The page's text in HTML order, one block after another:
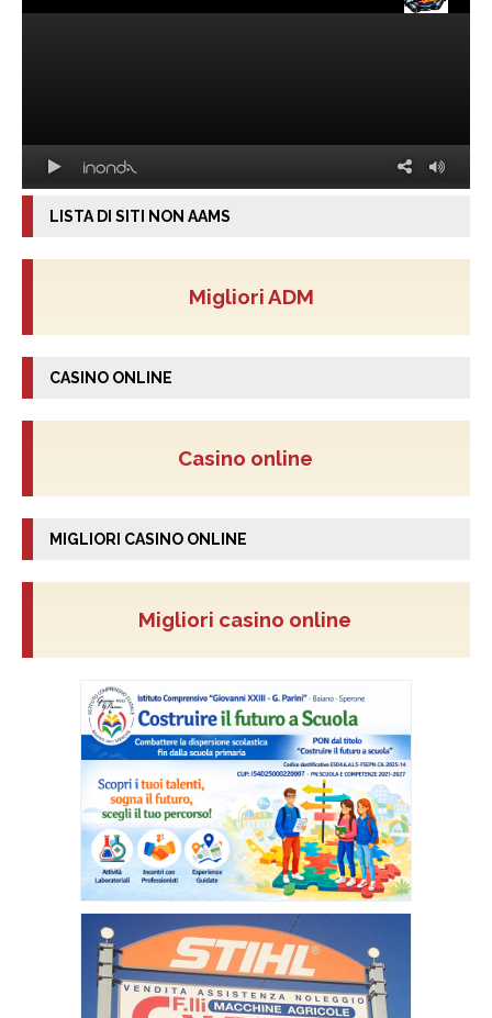
LISTA DI SITI NON AAMS
Migliori ADM
CASINO ONLINE
Casino online
MIGLIORI CASINO ONLINE
Migliori casino online